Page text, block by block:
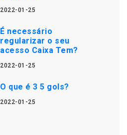
2022-01-25
É necessário
regularizar o seu
acesso Caixa Tem?
2022-01-25
O que é 3 5 gols?
2022-01-25